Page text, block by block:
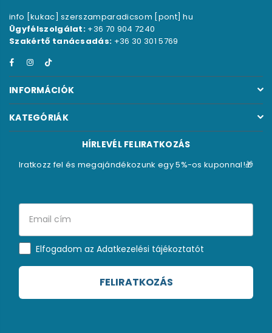
info [kukac] szerszamparadicsom [pont] hu
Ügyfélszolgálat: +36 70 904 7240
Szakértő tanácsadás: +36 30 301 5769
FacebookInstagram
INFORMÁCIÓK
KATEGÓRIÁK
HÍRLEVÉL FELIRATKOZÁS
Iratkozz fel és megajándékozunk egy 5%-os kuponnal!🎁
Elfogadom az Adatkezelési tájékoztatót
FELIRATKOZÁS